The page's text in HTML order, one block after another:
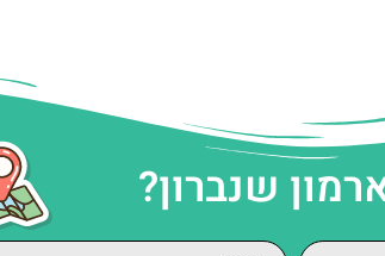
שנברון?